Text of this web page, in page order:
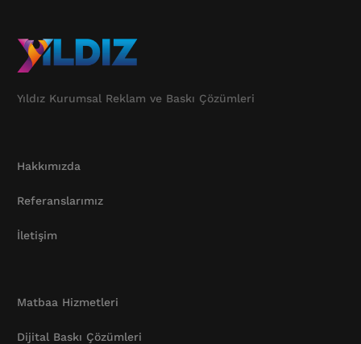
Yıldız Kurumsal Reklam ve Baskı Çözümleri
Hakkımızda
Referanslarımız
İletişim
Matbaa Hizmetleri
Dijital Baskı Çözümleri